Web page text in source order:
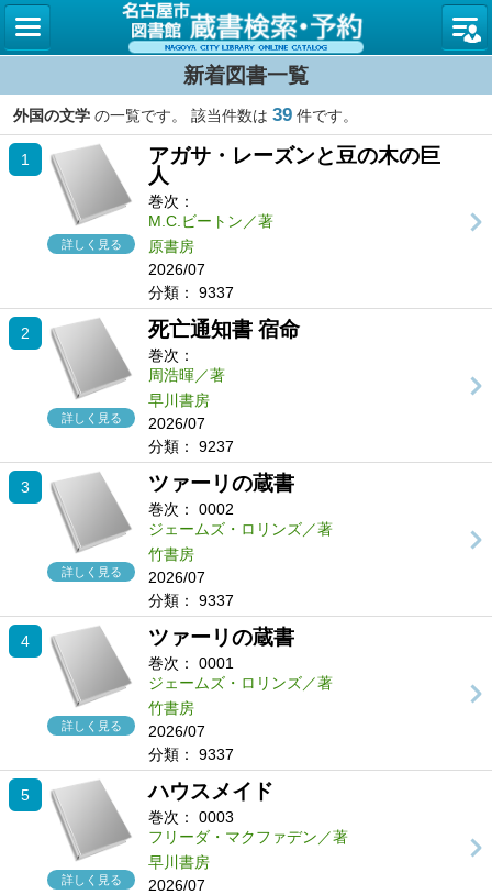
名古屋
新着図書一覧
外国の文学 の一覧です。 該当件数は 39 件です。
1
詳しく見る
アガサ・レーズンと豆の木の巨
人
巻次：
M.C.ビートン／著
原書房
2026/07
分類：
9337
2
詳しく見る
死亡通知書 宿命
巻次：
周浩暉／著
早川書房
2026/07
分類：
9237
3
詳しく見る
ツァーリの蔵書
巻次：
0002
ジェームズ・ロリンズ／著
竹書房
2026/07
分類：
9337
4
詳しく見る
ツァーリの蔵書
巻次：
0001
ジェームズ・ロリンズ／著
竹書房
2026/07
分類：
9337
5
詳しく見る
ハウスメイド
巻次：
0003
フリーダ・マクファデン／著
早川書房
2026/07